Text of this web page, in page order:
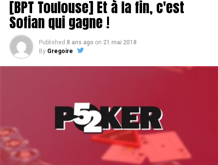
[BPT Toulouse] Et à la fin, c'est
Sofian qui gagne !
Published 8 ans ago on 21 mai 2018
By Gregoire